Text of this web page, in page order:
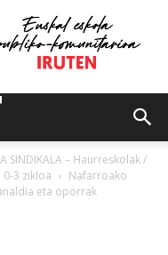
SINDIKALA – Haurreskolak /
0-3 zikloa
Nafarroako
eta oporrak